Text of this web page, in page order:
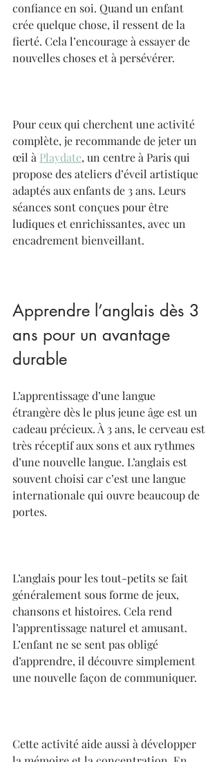
confiance en soi. Quand un enfant
crée quelque chose, il ressent de la
fierté. Cela l’encourage à essayer de
nouvelles choses et à persévérer.
Pour ceux qui cherchent une activité
complète, je recommande de jeter un
œil à Playdate, un centre à Paris qui
propose des ateliers d’éveil artistique
adaptés aux enfants de 3 ans. Leurs
séances sont conçues pour être
ludiques et enrichissantes, avec un
encadrement bienveillant.
Apprendre l’anglais dès 3
ans pour un avantage
durable
L’apprentissage d’une langue
étrangère dès le plus jeune âge est un
cadeau précieux. À 3 ans, le cerveau est
très réceptif aux sons et aux rythmes
d’une nouvelle langue. L’anglais est
souvent choisi car c’est une langue
internationale qui ouvre beaucoup de
portes.
L’anglais pour les tout-petits se fait
généralement sous forme de jeux,
chansons et histoires. Cela rend
l’apprentissage naturel et amusant.
L’enfant ne se sent pas obligé
d’apprendre, il découvre simplement
une nouvelle façon de communiquer.
Cette activité aide aussi à développer